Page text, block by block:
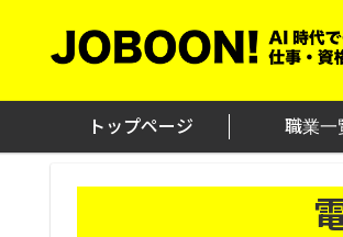
トップページ 職業一